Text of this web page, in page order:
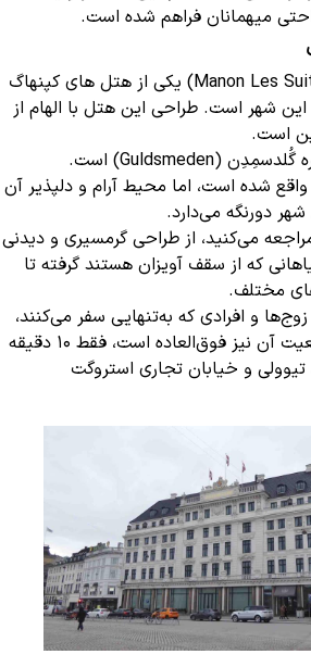
میهمانان فراهم شده است.
هتل مانو له سوئیت (Manon Les Suites) یکی از هتل های کپنهاگ
این شهر است. طراحی این هتل با الهام از
است.
این هتل وابسته به زنجیره گُلدسمِدِن (Guldsmeden) است.
واقع شده است، اما محیط آرام و دلپذیر آن
دورنگه می‌دارد.
می‌کنید، از طراحی گرمسیری و دیدنی
که از سقف آویزان هستند گرفته تا
مختلف.
و افرادی که به‌تنهایی سفر می‌کنند،
بسیار مناسب است. موقعیت آن نیز فوق‌العاده است، فقط ۱۰ دقیقه
تیوولی و خیابان تجاری استروگت